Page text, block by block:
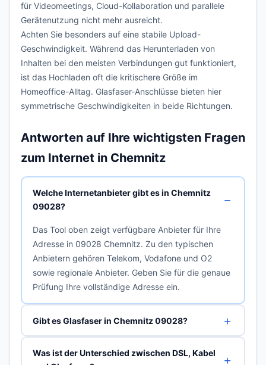
für Videomeetings, Cloud-Kollaboration und parallele
Gerätenutzung nicht mehr ausreicht.
Achten Sie besonders auf eine stabile Upload-
Geschwindigkeit. Während das Herunterladen von
Inhalten bei den meisten Verbindungen gut funktioniert,
ist das Hochladen oft die kritischere Größe im
Homeoffice-Alltag. Glasfaser-Anschlüsse bieten hier
symmetrische Geschwindigkeiten in beide Richtungen.
Antworten auf Ihre wichtigsten Fragen
zum Internet in Chemnitz
Welche Internetanbieter gibt es in Chemnitz
09028?
Das Tool oben zeigt verfügbare Anbieter für Ihre
Adresse in 09028 Chemnitz. Zu den typischen
Anbietern gehören Telekom, Vodafone und O2
sowie regionale Anbieter. Geben Sie für die genaue
Prüfung Ihre vollständige Adresse ein.
Gibt es Glasfaser in Chemnitz 09028?
Was ist der Unterschied zwischen DSL, Kabel